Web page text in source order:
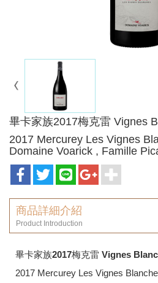
畢卡家族2017梅克雷 Vignes
2017 Mercurey Les Vignes
Domaine Voarick , Famille
商品詳細介紹
Product Introduction
畢卡家族2017梅克雷 Vignes
2017 Mercurey Les Vignes